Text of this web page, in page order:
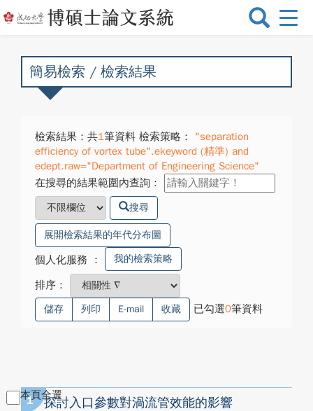
選
換
簡易檢索 / 檢索結果
檢索結果：共1筆資料 檢索策略：
"separation
efficiency of vortex tube".ekeyword (精準) and
edept.raw="Department of Engineering Science"
在搜尋的結果範圍內查詢：
搜尋
展開檢索結果的年代分布圖
個人化服務 ： 我的檢索策略
排序：
儲存 列印 E-mail 收藏 已勾選0筆資料
本頁全選
1 探討入口參數對渦流管效能的影響